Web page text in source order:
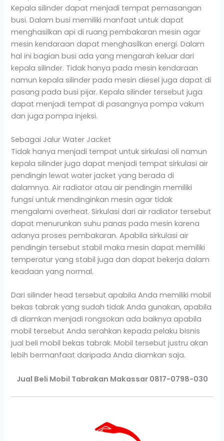
Kepala silinder dapat menjadi tempat pemasangan
busi. Dalam busi memiliki manfaat untuk dapat
menghasilkan api di ruang pembakaran mesin agar
mesin kendaraan dapat menghasilkan energi. Dalam
hal ini bagian busi ada yang mengarah keluar dari
kepala silinder. Tidak hanya pada mesin kendaraan
namun kepala silinder pada mesin diesel juga dapat di
pasang pada busi pijar. Kepala silinder tersebut juga
dapat menjadi tempat di pasangnya pompa vakum
dan juga pompa injeksi.
Sebagai Jalur Water Jacket
Tidak hanya menjadi tempat untuk sirkulasi oli namun
kepala silinder juga dapat menjadi tempat sirkulasi air
pendingin lewat water jacket yang berada di
dalamnya. Air radiator atau air pendingin memiliki
fungsi untuk mendinginkan mesin agar tidak
mengalami overheat. Sirkulasi dari air radiator tersebut
dapat menurunkan suhu panas pada mesin karena
adanya proses pembakaran. Apabila sirkulasi air
pendingin tersebut stabil maka mesin dapat memiliki
temperatur yang stabil juga dan dapat bekerja dalam
keadaan yang normal.
Dari silinder head tersebut apabila Anda memiliki mobil
bekas tabrak yang sudah tidak Anda gunakan, apabila
di diamkan menjadi rongsokan ada baiknya apabila
mobil tersebut Anda serahkan kepada pelaku bisnis
jual beli mobil bekas tabrak. Mobil tersebut justru akan
lebih bermanfaat daripada Anda diamkan saja.
Jual Beli Mobil Tabrakan Makassar 0817-0798-030